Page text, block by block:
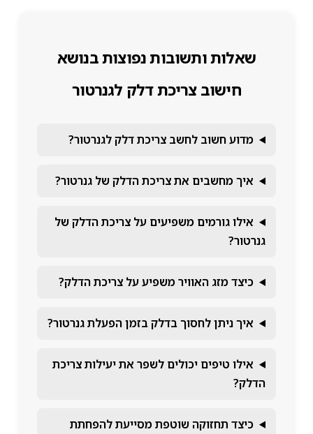
שאלות ותשובות נפוצות בנושא
חישוב צריכת דלק לגנרטור
מדוע חשוב לחשב צריכת דלק לגנרטור?
איך מחשבים את צריכת הדלק של גנרטור?
אילו גורמים משפיעים על צריכת הדלק של
גנרטור?
כיצד מזג האוויר משפיע על צריכת הדלק?
איך ניתן לחסוך בדלק בזמן הפעלת גנרטור?
אילו טיפים יכולים לשפר את יעילות צריכת
הדלק?
כיצד תחזוקה שוטפת מסייעת להפחתת